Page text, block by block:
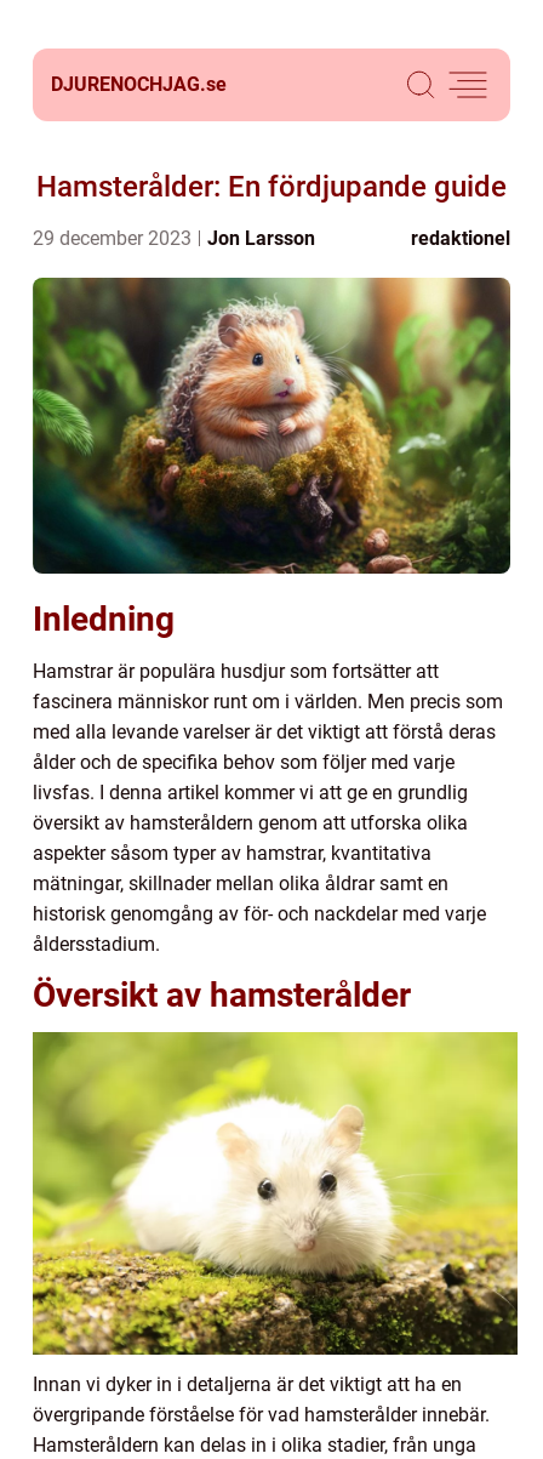
DJURENOCHJAG.se
Hamsterålder: En fördjupande guide
29 december 2023 Jon Larsson redaktionel
Inledning
Hamstrar är populära husdjur som fortsätter att
fascinera människor runt om i världen. Men precis som
med alla levande varelser är det viktigt att förstå deras
ålder och de specifika behov som följer med varje
livsfas. I denna artikel kommer vi att ge en grundlig
översikt av hamsteråldern genom att utforska olika
aspekter såsom typer av hamstrar, kvantitativa
mätningar, skillnader mellan olika åldrar samt en
historisk genomgång av för- och nackdelar med varje
åldersstadium.
Översikt av hamsterålder
Innan vi dyker in i detaljerna är det viktigt att ha en
övergripande förståelse för vad hamsterålder innebär.
Hamsteråldern kan delas in i olika stadier, från unga